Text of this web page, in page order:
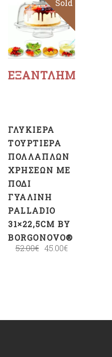
Sale
ΕΞΑΝΤΛΗΜΈΝΟ
Sold
Διαβάστε
περισσότερα
ΓΛΥΚΙΈΡΑ
ΤΟΥΡΤΙΈΡΑ
ΠΟΛΛΑΠΛΏΝ
ΧΡΉΣΕΩΝ ΜΕ
ΠΌΔΙ
ΓΥΆΛΙΝΗ
PALLADIO
31×22,5CM BY
BORGONOVO®
52.00€ 45.00€